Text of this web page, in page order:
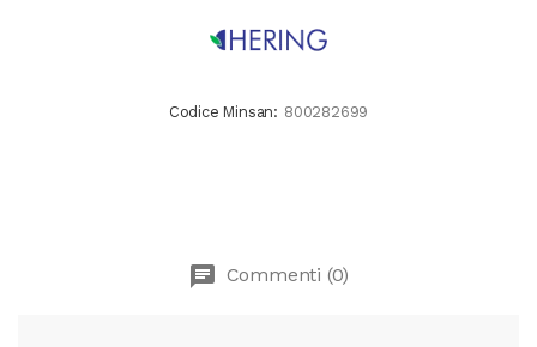
Codice Minsan: 800282699
chat Commenti (0)